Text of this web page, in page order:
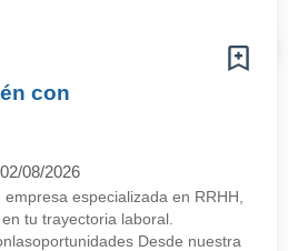
con
02/08/2026
especializada en RRHH,
tu trayectoria laboral.
Desde nuestra